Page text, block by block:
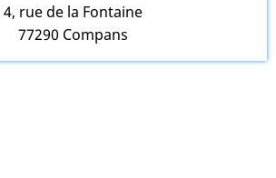
4, rue de la Fontaine
77290 Compans